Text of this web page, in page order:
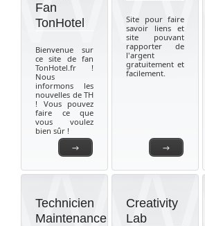
→
Fan
TonHotel
Bienvenue sur
ce site de fan
TonHotel.fr !
Nous
informons les
nouvelles de TH
! Vous pouvez
faire ce que
vous voulez
bien sûr !
→
Site pour faire
savoir liens et
site pouvant
rapporter de
l'argent
gratuitement et
facilement.
Technicien
Maintenance
Creativity
Lab